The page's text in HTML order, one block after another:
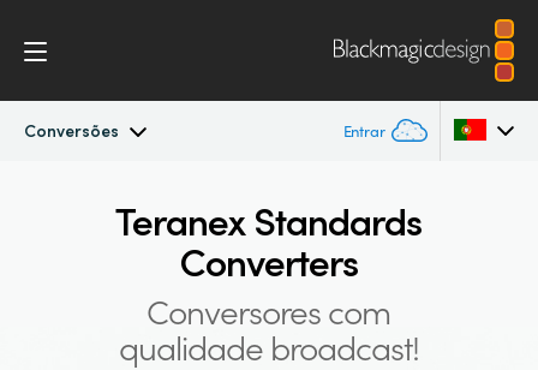
Conversões Entrar
Brazil
Teranex Standards
Converters
Conversores com
qualidade broadcast!